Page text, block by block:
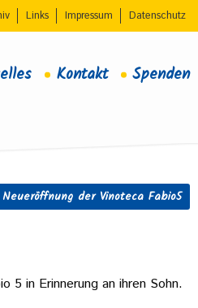
Links Impressum Datenschutz
Kontakt Spenden
Neueröffnung der Vinoteca Fabio5
5 in Erinnerung an ihren Sohn.